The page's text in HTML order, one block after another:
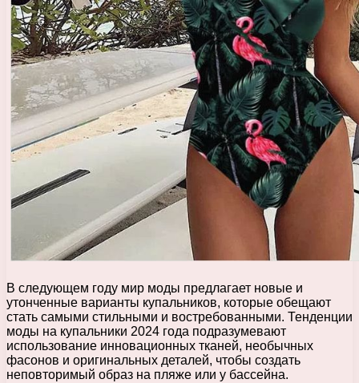
В следующем году мир моды предлагает новые и
утонченные варианты купальников, которые обещают
стать самыми стильными и востребованными. Тенденции
моды на купальники 2024 года подразумевают
использование инновационных тканей, необычных
фасонов и оригинальных деталей, чтобы создать
неповторимый образ на пляже или у бассейна.